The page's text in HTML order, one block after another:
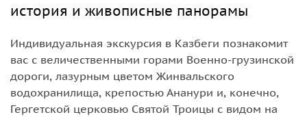
история и живописные панорамы
Индивидуальная экскурсия в Казбеги познакомит
вас с величественными горами Военно-грузинской
дороги, лазурным цветом Жинвальского
водохранилища, крепостью Ананури и, конечно,
Гергетской церковью Святой Троицы с видом на